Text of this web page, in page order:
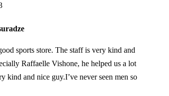
sports store. The staff is very kind and
Raffaelle Vishone, he helped us a lot
kind and nice guy.I’ve never seen men so